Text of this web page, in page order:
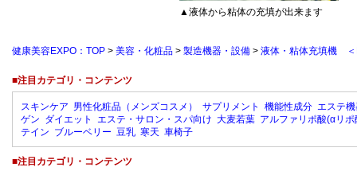
▲液体から粘体の充填が出来ます
健康美容EXPO：TOP > 美容・化粧品 > 製造機器・設備 > 液体・粘体充填機 ＜
■注目カテゴリ・コンテンツ
スキンケア 男性化粧品（メンズコスメ） サプリメント 機能性成分 エステ
ゲン ダイエット エステ・サロン・スパ向け 大麦若葉 アルファリポ酸(αリポ
テイン ブルーベリー 豆乳 寒天 車椅子
■注目カテゴリ・コンテンツ